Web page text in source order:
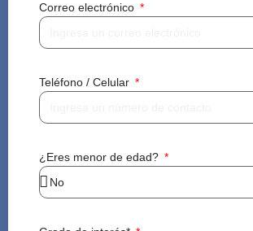
Correo electrónico
Teléfono / Celular
¿Eres menor de edad?